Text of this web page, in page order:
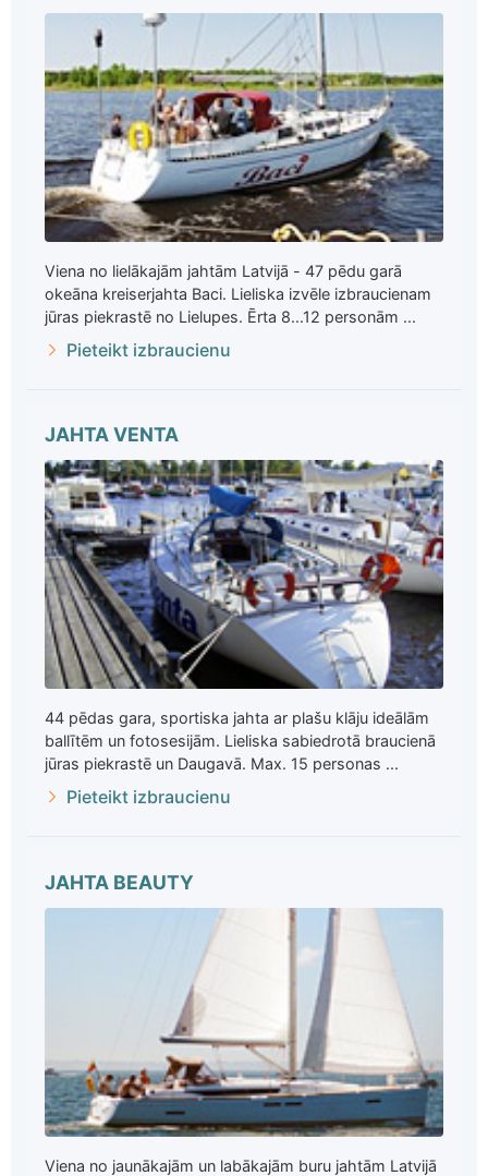
Viena no lielākajām jahtām Latvijā - 47 pēdu garā
okeāna kreiserjahta Baci. Lieliska izvēle izbraucienam
jūras piekrastē no Lielupes. Ērta 8...12 personām ...
Pieteikt izbraucienu
JAHTA VENTA
44 pēdas gara, sportiska jahta ar plašu klāju ideālām
ballītēm un fotosesijām. Lieliska sabiedrotā braucienā
jūras piekrastē un Daugavā. Max. 15 personas ...
Pieteikt izbraucienu
JAHTA BEAUTY
Viena no jaunākajām un labākajām buru jahtām Latvijā